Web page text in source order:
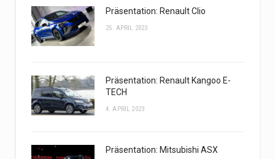
Präsentation: Renault Clio
25. APRIL 2023
Präsentation: Renault Kangoo E-
TECH
4. APRIL 2023
Präsentation: Mitsubishi ASX